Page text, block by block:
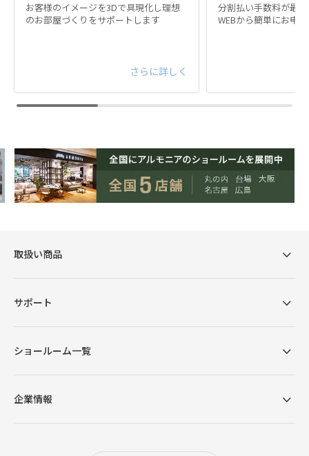
お客様のイメージを3Dで具現化し理想
のお部屋づくりをサポートします
さらに詳しく
分割払い手数料が最
WEBから簡単にお申
取扱い商品
サポート
ショールーム一覧
企業情報